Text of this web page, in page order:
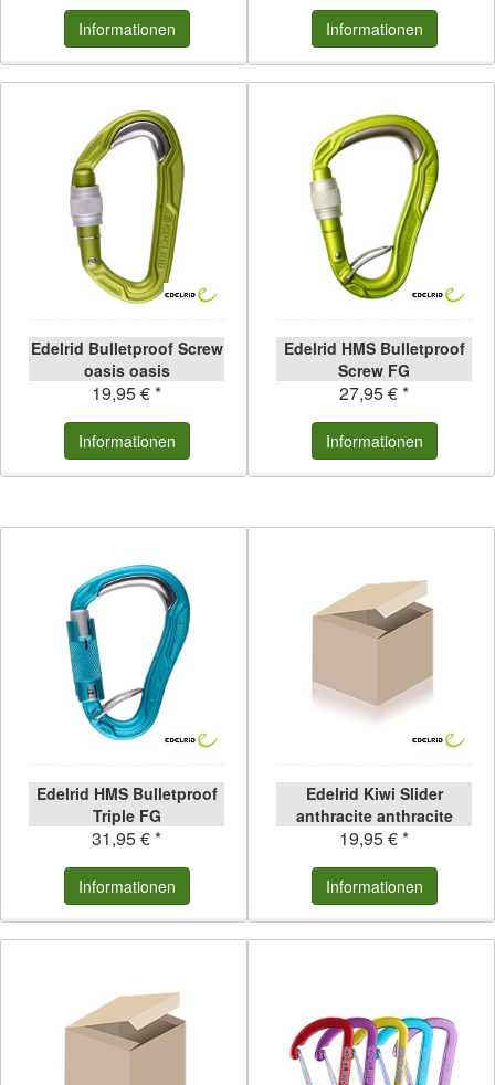
Informationen Informationen
Edelrid Bulletproof Screw
oasis oasis
19,95 € *
Informationen
Edelrid HMS Bulletproof
Screw FG
27,95 € *
Informationen
Edelrid HMS Bulletproof
Triple FG
31,95 € *
Informationen
Edelrid Kiwi Slider
anthracite anthracite
19,95 € *
Informationen